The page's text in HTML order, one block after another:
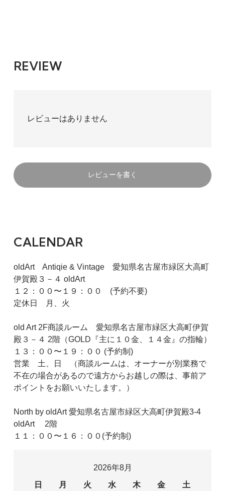
REVIEW
レビューはありません
レビューを書く
CALENDAR
oldArt Antiqie & Vintage 愛知県名古屋市緑区大高町
伊賀殿３－４ oldArt
１２：００〜１９：００ (予約不要)
定休日 月、火
old Art 2F商談ルーム 愛知県名古屋市緑区大高町伊賀
殿３－４ 2階（GOLD『主に１０金、１４金』の指輪）
１３：００〜１９：００ (予約制)
営業 土、日 （商談ルームは、オーナーが別業務で
不在の場合があるので遠方からお越しの際は、事前ア
ポイントをお願いいたします。）
North by oldArt 愛知県名古屋市緑区大高町伊賀殿3-4
oldArt 2階
１１：００〜１６：００(予約制)
2026年8月
日
月 火 水 木 金 土